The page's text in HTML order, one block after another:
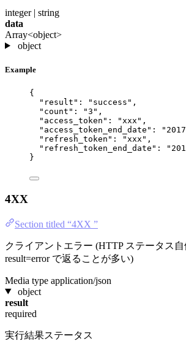
integer | string
data
Array<object>
object
Example
{
"result" : " success " ,
"count" : "3 " ,
"access_token" : "xxx " ,
"access_token_end_date" : "
"refresh_token" : "xxx " ,
"refresh_token_end_date" : "
}
4XX
Section titled “4XX ”
クライアントエラー (HTTP ステータス自
result=error で返ることが多い)
Media type application/json
object
result
required
実行結果ステータス